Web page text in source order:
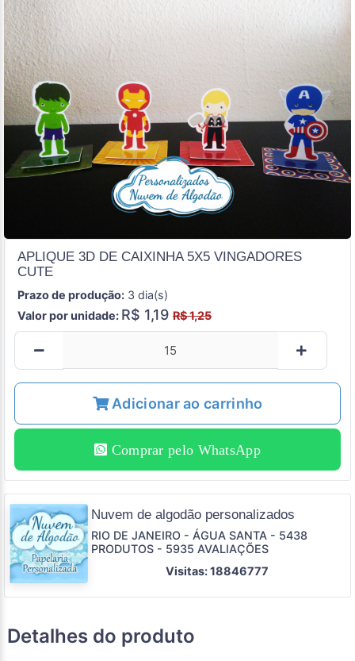
APLIQUE 3D DE CAIXINHA 5X5 VINGADORES
CUTE
Prazo de produção: 3 dia(s)
Valor por unidade: R$ 1,19 R$ 1,25
Adicionar ao carrinho
Comprar pelo WhatsApp
Nuvem de algodão personalizados
RIO DE JANEIRO - ÁGUA SANTA - 5438
PRODUTOS - 5935 AVALIAÇÕES
Visitas: 18846777
Detalhes do produto